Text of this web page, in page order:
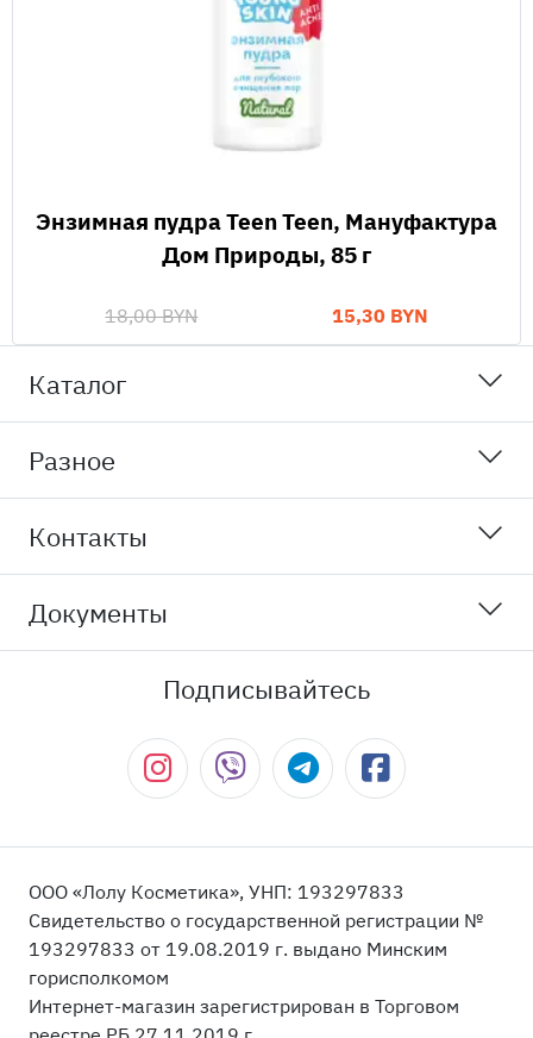
Энзимная пудра Teen Teen, Мануфактура
Дом Природы, 85 г
18,00 BYN 15,30 BYN
Каталог
Разное
Контакты
Документы
Подписывайтесь
ООО «Лолу Косметика», УНП: 193297833
Свидетельство о государственной регистрации №
193297833 от 19.08.2019 г. выдано Минским
горисполкомом
Интернет-магазин зарегистрирован в Торговом